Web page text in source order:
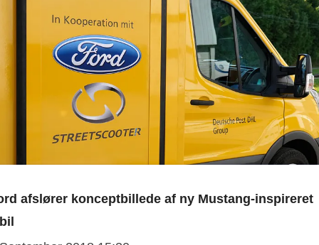
afslører konceptbillede af ny Mustang-inspireret